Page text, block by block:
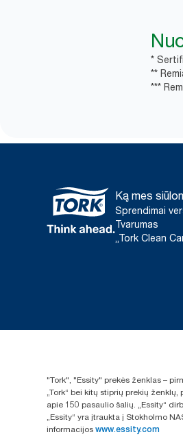
*
**
***
Ką mes
Sprendimai
Tvarumas
„Tork Clean
"Tork", "Essity" prekės ženklas –
„Tork“ bei kitų stiprių prekių ženklų,
apie 150 pasaulio šalių. „Essity“
„Essity“ yra įtraukta į Stokholmo
informacijos www.essity.com